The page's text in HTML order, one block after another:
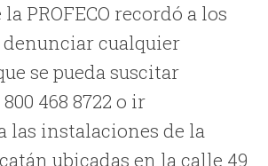
PROFECO recordó a los
cualquier
se pueda suscitar
468 8722 o ir
las instalaciones de la
ubicadas en la calle 49